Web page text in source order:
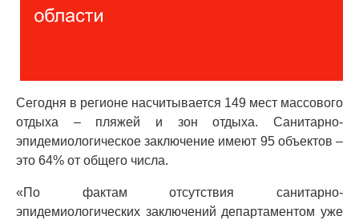
Сегодня в регионе насчитывается 149 мест массового
отдыха – пляжей и зон отдыха. Санитарно-
эпидемиологическое заключение имеют 95 объектов –
это 64% от общего числа.
«По фактам отсутствия санитарно-
эпидемиологических заключений департаментом уже